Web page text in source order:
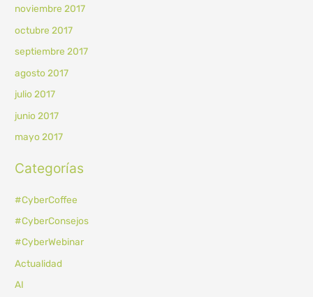
noviembre 2017
octubre 2017
septiembre 2017
agosto 2017
julio 2017
junio 2017
mayo 2017
Categorías
#CyberCoffee
#CyberConsejos
#CyberWebinar
Actualidad
AI